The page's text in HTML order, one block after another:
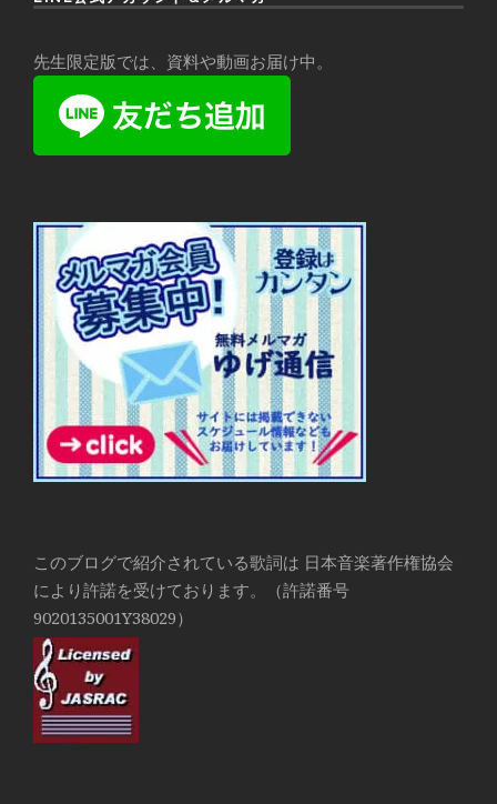
先生限定版では、資料や動画お届け中。
このブログで紹介されている歌詞は 日本音楽著作権協会
により許諾を受けております。（許諾番号
9020135001Y38029）